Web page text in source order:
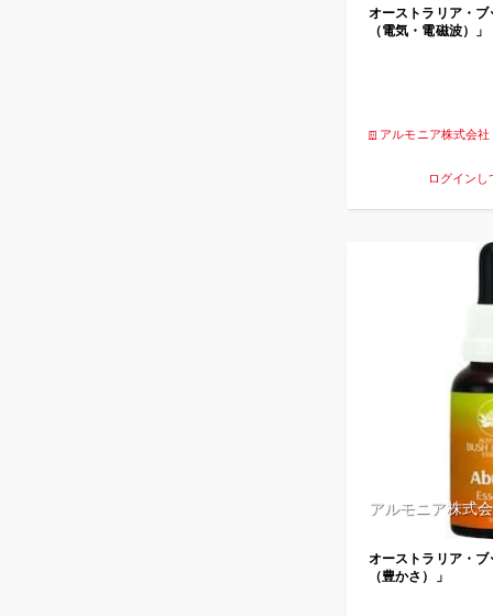
オーストラリア・
（電気・電磁波）」
アルモニア株式会社
ログイン
アルモニア株式
オーストラリア・
（豊かさ）」